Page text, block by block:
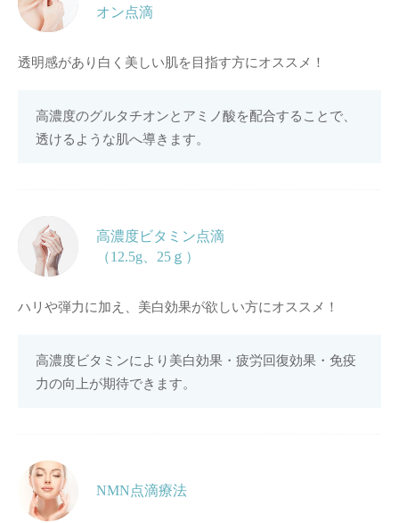
オン点滴
透明感があり白く美しい肌を目指す方にオススメ！
高濃度のグルタチオンとアミノ酸を配合することで、
透けるような肌へ導きます。
高濃度ビタミン点滴
（12.5g、25ｇ）
ハリや弾力に加え、美白効果が欲しい方にオススメ！
高濃度ビタミンにより美白効果・疲労回復効果・免疫
力の向上が期待できます。
NMN点滴療法